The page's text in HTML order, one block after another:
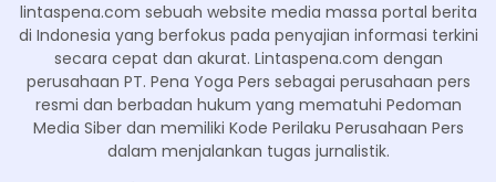
lintaspena.com sebuah website media massa portal berita
di Indonesia yang berfokus pada penyajian informasi terkini
secara cepat dan akurat. Lintaspena.com dengan
perusahaan PT. Pena Yoga Pers sebagai perusahaan pers
resmi dan berbadan hukum yang mematuhi Pedoman
Media Siber dan memiliki Kode Perilaku Perusahaan Pers
dalam menjalankan tugas jurnalistik.